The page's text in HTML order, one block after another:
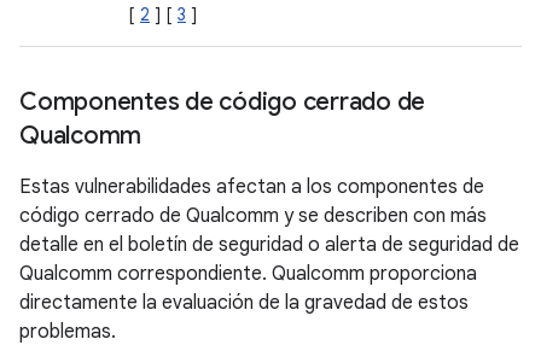
[ 2 ] [ 3 ]
Componentes de código cerrado de
Qualcomm
Estas vulnerabilidades afectan a los componentes de
código cerrado de Qualcomm y se describen con más
detalle en el boletín de seguridad o alerta de seguridad de
Qualcomm correspondiente. Qualcomm proporciona
directamente la evaluación de la gravedad de estos
problemas.